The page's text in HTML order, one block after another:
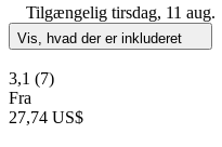
Tilgængelig tirsdag, 11 aug.
Vis, hvad der er inkluderet
3,1 (7)
Fra
27,74 US$